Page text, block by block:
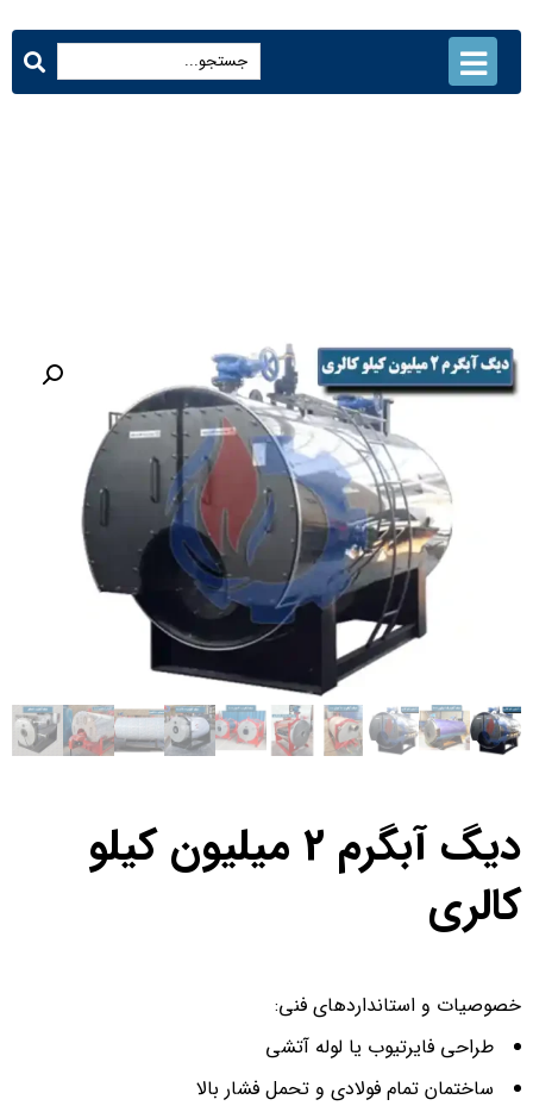
دیگ آبگرم 2 میلیون کیلو کالری
دیگ آبگرم 2 میلیون کیلو
کالری
خصوصیات و استانداردهای فنی:
طراحی فایرتیوب یا لوله آتشی
ساختمان تمام فولادی و تحمل فشار بالا